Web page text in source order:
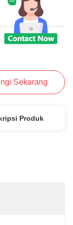
Sekarang
Produk